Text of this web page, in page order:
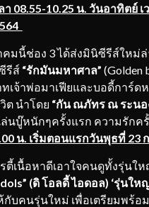
า 08.55-10.25 น. วันอาทิตย์
คมนี้ช่อง 3 ได้ส่งมินิซีรีส์ใหม่
รีส์ “รักมันมหาศาล” (Golden
ทเจ้าพ่อมาเฟียและบอดี้การ์
ต นำโดย “กัน ณภัทร ณ ระนอ
นบู๊หนักๆครั้งแรก ความรักค
น. เริ่มตอนแรกวันพุธที่ 23
ตี้เนื้อหาดีเอาใจคนดูทั้งรุ่น
(ดิ โอลดี้ ไอดอล) ‘รุ่นให
กับคนรุ่นใหม่ เพื่อเตรียมพร้